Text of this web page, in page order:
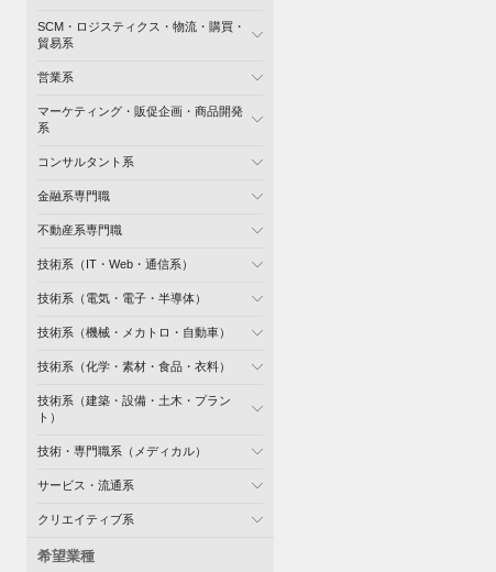
SCM・ロジスティクス・物流・購買・
貿易系
営業系
マーケティング・販促企画・商品開発
系
コンサルタント系
金融系専門職
不動産系専門職
技術系（IT・Web・通信系）
技術系（電気・電子・半導体）
技術系（機械・メカトロ・自動車）
技術系（化学・素材・食品・衣料）
技術系（建築・設備・土木・プラン
ト）
技術・専門職系（メディカル）
サービス・流通系
クリエイティブ系
希望業種